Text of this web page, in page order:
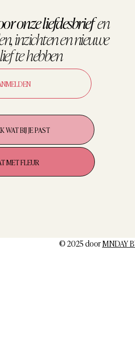
© 2025 doorMNDAY
onze liefdesbriefen
inzichten en nieuwe
lief te hebben
WAT BIJ JE PAST
MET FLEUR